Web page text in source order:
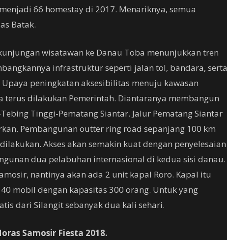
66 homestay di 2017. Menariknya, semua
Batak.
wisatawan ke Danau Toba menunjukkan tren
infrastruktur seperti jalan tol, bandara, serta
peningkatan aksesibilitas menuju kawasan
terus dilakukan Pemerintah. Diantaranya membangun
Tinggi-Pematang Siantar. Jalur Pematang Siantar
Pembangunan outter ring road sepanjang 100 km
Akses akan semakin kuat dengan penyelesaian
dua pelabuhan internasional di kedua sisi danau.
nantinya akan ada 2 unit kapal Roro. Kapal itu
mobil dengan kapasitas 300 orang. Untuk yang
dari Silangit sebanyak dua kali sehari.
Samosir Fiesta 2018.